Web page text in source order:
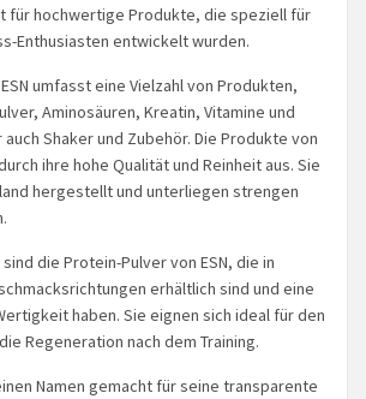
für hochwertige Produkte, die speziell für
Enthusiasten entwickelt wurden.
umfasst eine Vielzahl von Produkten,
Aminosäuren, Kreatin, Vitamine und
Shaker und Zubehör. Die Produkte von
ihre hohe Qualität und Reinheit aus. Sie
hergestellt und unterliegen strengen
die Protein-Pulver von ESN, die in
erhältlich sind und eine
haben. Sie eignen sich ideal für den
Regeneration nach dem Training.
Namen gemacht für seine transparente